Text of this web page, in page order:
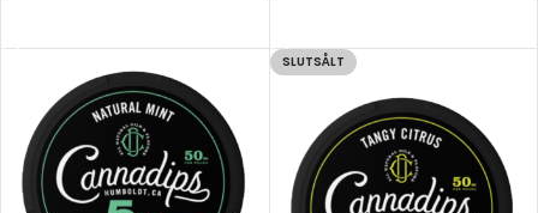
SLUTSÅLT